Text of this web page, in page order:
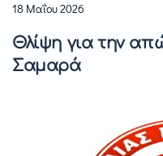
18 Μαΐου 2026
Θλίψη για την
Σαμαρά